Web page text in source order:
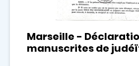
Marseille -
manuscrites de